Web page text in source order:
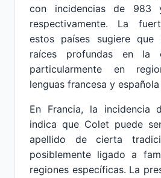
con incidencias de 983
respectivamente. La
estos países sugiere
raíces profundas en la
particularmente en
lenguas francesa y
En Francia, la incidencia
indica que Colet puede
apellido de cierta
posiblemente ligado a
regiones específicas. La